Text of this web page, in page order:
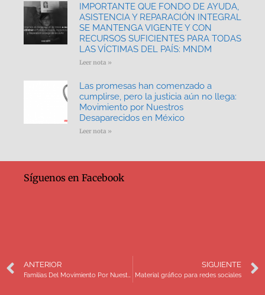
IMPORTANTE QUE FONDO DE AYUDA,
ASISTENCIA Y REPARACIÓN INTEGRAL
SE MANTENGA VIGENTE Y CON
RECURSOS SUFICIENTES PARA TODAS
LAS VÍCTIMAS DEL PAÍS: MNDM
Leer nota »
Las promesas han comenzado a
cumplirse, pero la justicia aún no llega:
Movimiento por Nuestros
Desaparecidos en México
Leer nota »
Síguenos en Facebook
ANTERIOR SIGUIENTE
Material gráfico para redes sociales